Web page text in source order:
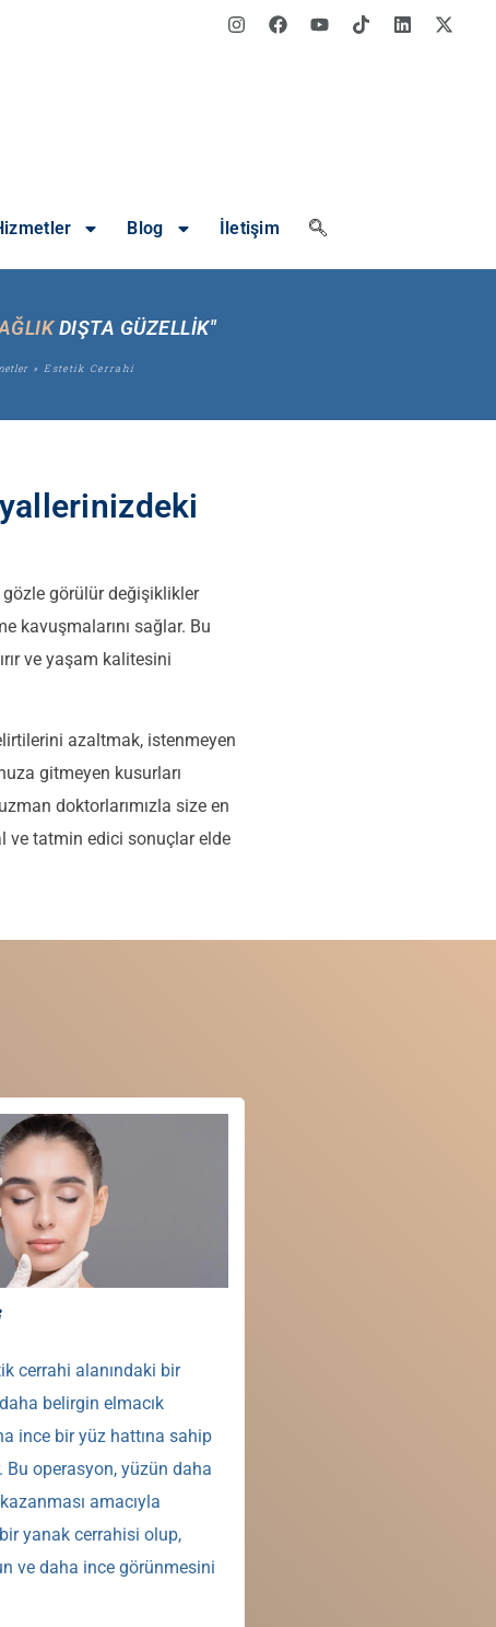
Blog İletişim
DIŞTA GÜZELLİK"
» Estetik Cerrahi
görülür değişiklikler
kavuşmalarını sağlar. Bu
ve yaşam kalitesini
azaltmak, istenmeyen
gitmeyen kusurları
doktorlarımızla size en
ve tatmin edici sonuçlar elde
cerrahi alanındaki bir
belirgin elmacık
ince bir yüz hattına sahip
Bu operasyon, yüzün daha
amacıyla
yanak cerrahisi olup,
ve daha ince görünmesini